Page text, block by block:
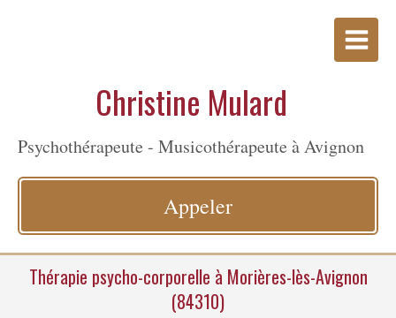
Christine Mulard
Psychothérapeute - Musicothérapeute à Avignon
Appeler
Thérapie psycho-corporelle à Morières-lès-Avignon
(84310)